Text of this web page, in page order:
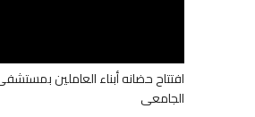
افتتاح حضانه أبناء العاملين
الجامعى